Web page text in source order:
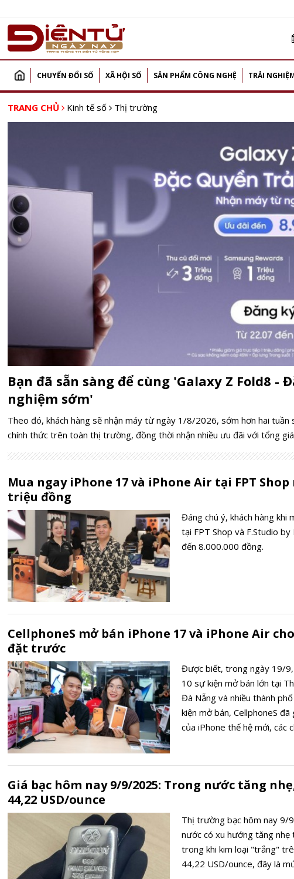
CHUYỂN ĐỔI SỐ XÃ HỘI SỐ SẢN PHẨM CÔNG NGHỆ TRẢI
TRANG CHỦ Kinh tế số Thị trường
Bạn đã sẵn sàng để cùng 'Galaxy Z Fold8 -
nghiệm sớm'
Theo đó, khách hàng sẽ nhận máy từ ngày 1/8/2026, sớm hơn hai tuần
chính thức trên toàn thị trường, đồng thời nhận nhiều ưu đãi với tổng
Mua ngay iPhone 17 và iPhone Air tại FPT
triệu đồng
Đáng chú ý, khách hàng khi
tại FPT Shop và F.Studio
đến 8.000.000 đồng.
CellphoneS mở bán iPhone 17 và iPhone Air
đặt trước
Được biết, trong ngày 19/
10 sự kiện mở bán lớn tại
Đà Nẵng và nhiều thành
kiện mở bán, CellphoneS
của iPhone thế hệ mới, các
Giá bạc hôm nay 9/9/2025: Trong nước tăng
44,22 USD/ounce
Thị trường bạc hôm nay 9/
nước có xu hướng tăng
trong khi kim loại "trắng"
44,22 USD/ounce, đây là